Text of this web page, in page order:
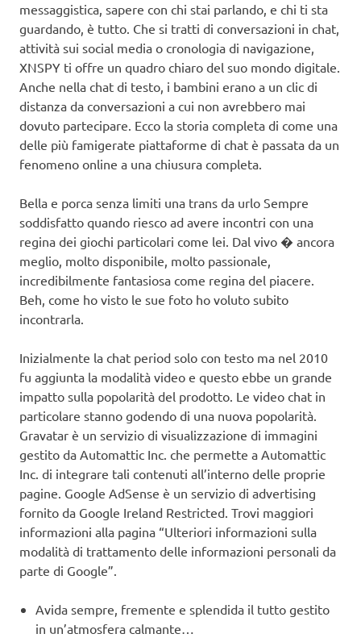
messaggistica, sapere con chi stai parlando, e chi ti sta
guardando, è tutto. Che si tratti di conversazioni in chat,
attività sui social media o cronologia di navigazione,
XNSPY ti offre un quadro chiaro del suo mondo digitale.
Anche nella chat di testo, i bambini erano a un clic di
distanza da conversazioni a cui non avrebbero mai
dovuto partecipare. Ecco la storia completa di come una
delle più famigerate piattaforme di chat è passata da un
fenomeno online a una chiusura completa.
Bella e porca senza limiti una trans da urlo Sempre
soddisfatto quando riesco ad avere incontri con una
regina dei giochi particolari come lei. Dal vivo � ancora
meglio, molto disponibile, molto passionale,
incredibilmente fantasiosa come regina del piacere.
Beh, come ho visto le sue foto ho voluto subito
incontrarla.
Inizialmente la chat period solo con testo ma nel 2010
fu aggiunta la modalità video e questo ebbe un grande
impatto sulla popolarità del prodotto. Le video chat in
particolare stanno godendo di una nuova popolarità.
Gravatar è un servizio di visualizzazione di immagini
gestito da Automattic Inc. che permette a Automattic
Inc. di integrare tali contenuti all’interno delle proprie
pagine. Google AdSense è un servizio di advertising
fornito da Google Ireland Restricted. Trovi maggiori
informazioni alla pagina “Ulteriori informazioni sulla
modalità di trattamento delle informazioni personali da
parte di Google”.
Avida sempre, fremente e splendida il tutto gestito
in un’atmosfera calmante…